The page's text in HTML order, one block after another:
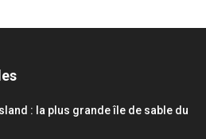
: la plus grande île de sable du